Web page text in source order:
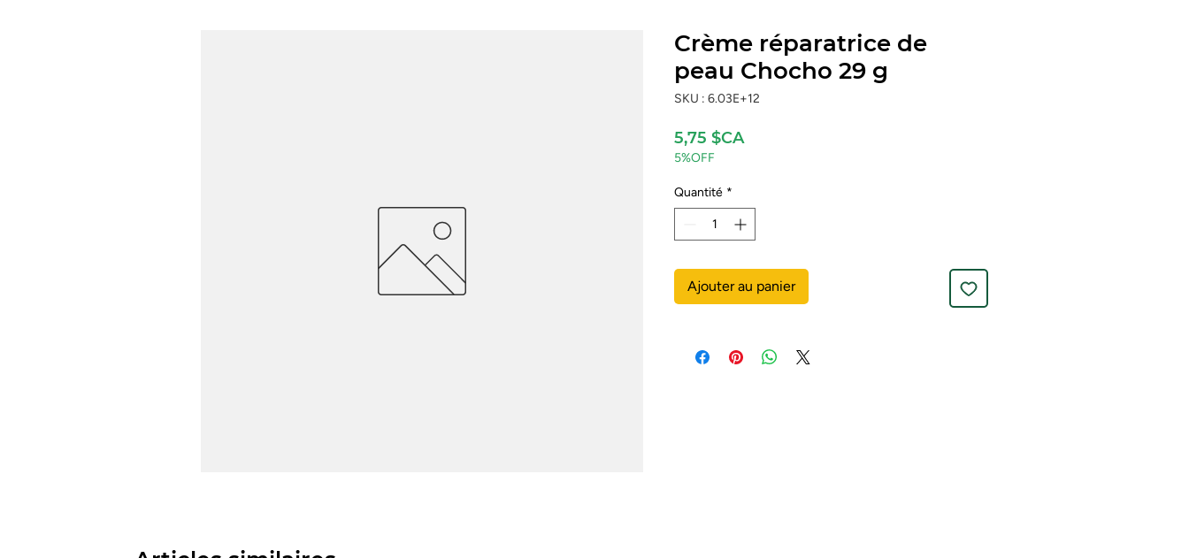
Crème réparatrice de
peau Chocho 29 g
SKU : 6.03E+12
5,75 $CAPrix
5%OFF
Quantité *
Ajouter au panier